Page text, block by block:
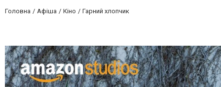
Головна Афіша Кіно Гарний хлопчик